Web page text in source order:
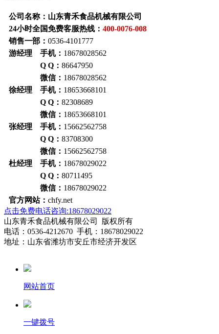
公司名称：山东青禾食品机械有限公司
24小时全国免费客服热线： 400-0076-008
销售一部： 0536-4101777
游经理 手机： 18678028562
Q Q： 86647950
微信： 18678028562
徐经理 手机： 18653668101
Q Q： 82308689
微信： 18653668101
张经理 手机： 15662562758
Q Q： 83708300
微信： 15662562758
杜经理 手机： 18678029022
Q Q： 80711495
微信： 18678029022
官方网站： chfy.net
点击免费电话咨询:18678029022
山东青禾食品机械有限公司 版权所有
电话：0536-4212670 手机：18678029022
地址：山东省潍坊市安丘市经济开发区
网站首页
一键拨号